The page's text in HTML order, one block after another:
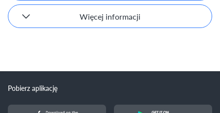
Więcej informacji
Pobierz aplikację